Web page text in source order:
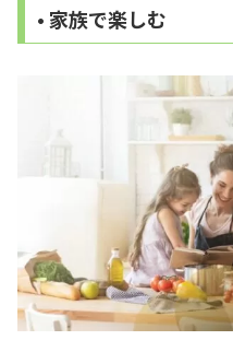
• 家族で楽しむ